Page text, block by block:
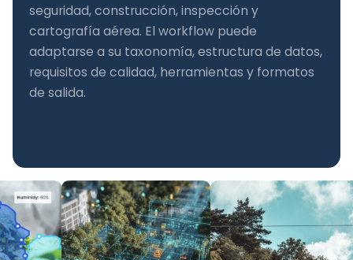
seguridad, construcción, inspección y
cartografía aérea. El workflow puede
adaptarse a su taxonomía, estructura de datos,
requisitos de calidad, herramientas y formatos
de salida.